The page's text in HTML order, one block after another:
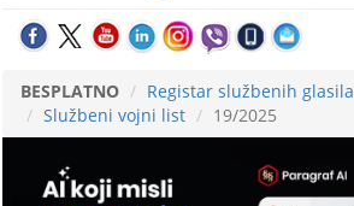
BESPLATNO
Registar službenih glasila
Službeni vojni list
19/2025